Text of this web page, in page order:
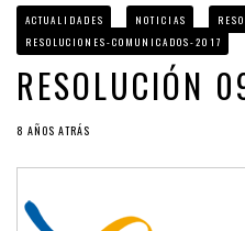
Resultados LIVE IV Escalafón
Epee Grand Prix
ACTUALIDADES NOTICIAS
RESOLUCIONES-COMUNICADOS-2017
RESOLUCIÓN
8 AÑOS ATRÁS